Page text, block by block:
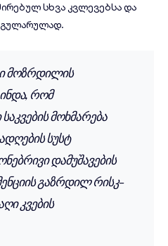
სხვა კვლევებსა და
მოზრდილის
რომ
მოხმარება
სუსტ
დამუშავების
გაზრდილ რისკ-
კვების